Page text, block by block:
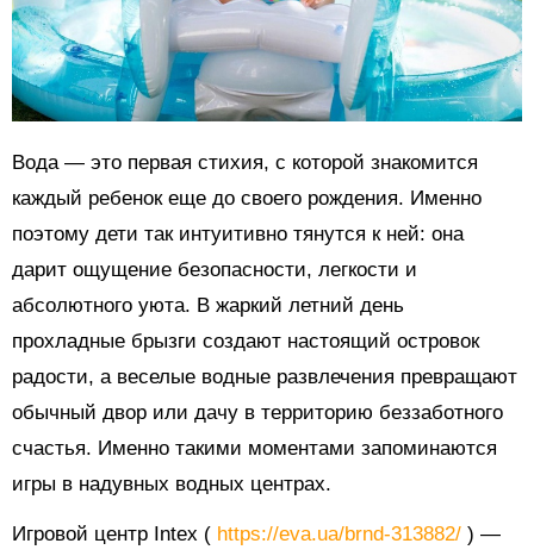
Вода — это первая стихия, с которой знакомится
каждый ребенок еще до своего рождения. Именно
поэтому дети так интуитивно тянутся к ней: она
дарит ощущение безопасности, легкости и
абсолютного уюта. В жаркий летний день
прохладные брызги создают настоящий островок
радости, а веселые водные развлечения превращают
обычный двор или дачу в территорию беззаботного
счастья. Именно такими моментами запоминаются
игры в надувных водных центрах.
Игровой центр Intex ( https://eva.ua/brnd-313882/ ) —